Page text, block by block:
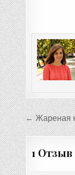
по
← Жареная
1 Отзыв